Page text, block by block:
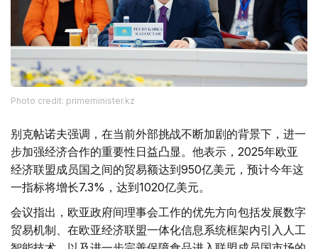
Photo credit: primeminister.kz
别克帖诺夫强调，在当前外部挑战不断加剧的背景下，进一
步加强经济合作的重要性日益凸显。他表示，2025年欧亚
经济联盟成员国之间的贸易额达到950亿美元，预计今年这
一指标将增长7.3%，达到1020亿美元。
会议指出，欧亚政府间理事会工作的优先方向包括发展数字
贸易机制、在欧亚经济联盟一体化信息系统框架内引入人工